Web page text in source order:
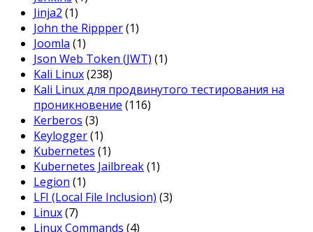
Jinja2 (1)
John the Rippper(1)
Joomla (1)
Json Web Token (JWT) (1)
Kali Linux(238)
Kali Linux для продвинутого тестирования на
проникновение (116)
Kerberos (3)
Keylogger(1)
Kubernetes (1)
Kubernetes Jailbreak(1)
Legion (1)
LFI (Local File Inclusion) (3)
Linux(7)
Linux Commands (4)